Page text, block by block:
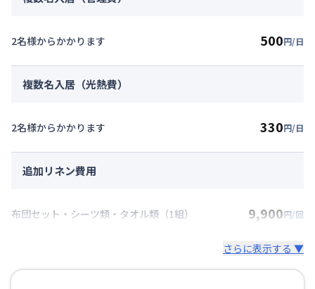
2名様からかかります 500円/日
複数名入居（光熱費）
2名様からかかります 330円/日
追加リネン費用
布団セット・シーツ類・タオル類（1組） 9,900円/回
さらに表示する ▼